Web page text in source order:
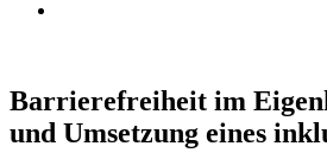
Barrierefreiheit im
und Umsetzung eines